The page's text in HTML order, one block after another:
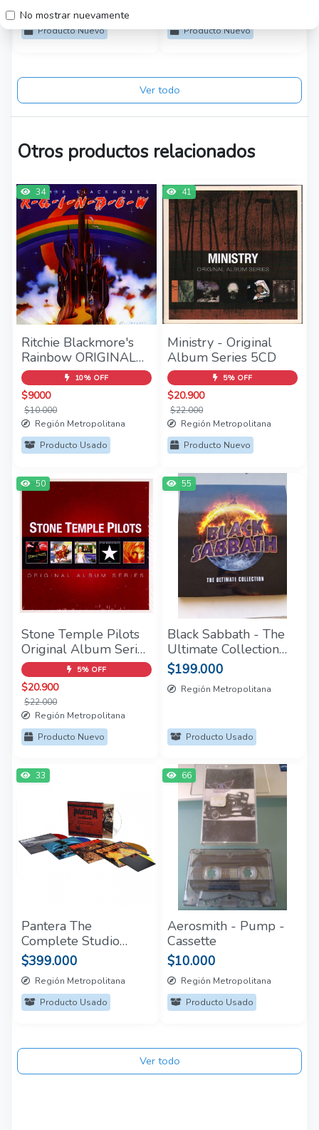
No mostrar nuevamente
Producto Nuevo
Producto Nuevo
Ver todo
Otros productos relacionados
34
Ritchie Blackmore's
Rainbow ORIGINAL
RECORDING
REMASTERED 1CD
10% OFF
$9000
$10.000
Región Metropolitana
Producto Usado
41
Ministry - Original
Album Series 5CD
5% OFF
$20.900
$22.000
Región Metropolitana
Producto Nuevo
50
Stone Temple Pilots
Original Album Series
5CD
5% OFF
$20.900
$22.000
Región Metropolitana
Producto Nuevo
55
Black Sabbath - The
Ultimate Collection
(Box Set 4 LP)
$199.000
Región Metropolitana
Producto Usado
33
Pantera The
Complete Studio
Albums: 1990-2000
5LP
$399.000
Región Metropolitana
Producto Usado
66
Aerosmith - Pump -
Cassette
$10.000
Región Metropolitana
Producto Usado
Ver todo